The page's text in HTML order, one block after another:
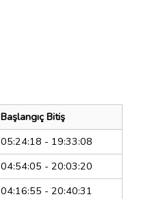
Başlangıç Bitiş
05:24:18 - 19:33:08
04:54:05 - 20:03:20
04:16:55 - 20:40:31